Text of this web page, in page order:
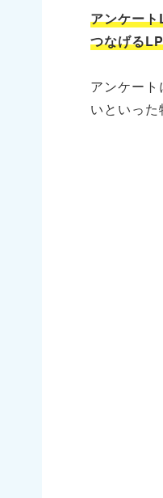
アンケー
つなげる
アンケー
いといった